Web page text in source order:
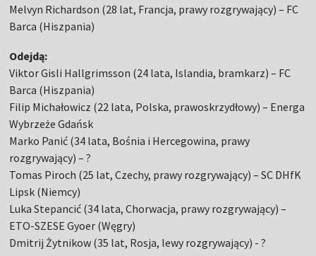
Melvyn Richardson (28 lat, Francja, prawy rozgrywający) – FC
Barca (Hiszpania)
Odejdą:
Viktor Gisli Hallgrimsson (24 lata, Islandia, bramkarz) – FC
Barca (Hiszpania)
Filip Michałowicz (22 lata, Polska, prawoskrzydłowy) – Energa
Wybrzeże Gdańsk
Marko Panić (34 lata, Bośnia i Hercegowina, prawy
rozgrywający) – ?
Tomas Piroch (25 lat, Czechy, prawy rozgrywający) – SC DHfK
Lipsk (Niemcy)
Luka Stepancić (34 lata, Chorwacja, prawy rozgrywający) –
ETO-SZESE Gyoer (Węgry)
Dmitrij Żytnikow (35 lat, Rosja, lewy rozgrywający) - ?